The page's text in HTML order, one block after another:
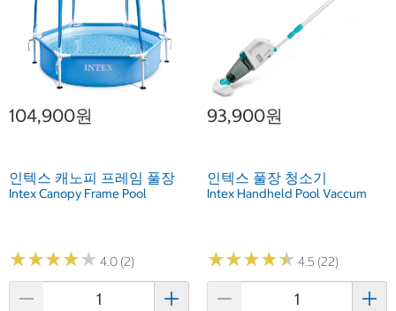
104,900원
인텍스 캐노피 프레임 풀장
Intex Canopy Frame Pool
★★★★★
★★★★★ 4.0 (2)
93,900원
인텍스 풀장 청소기
Intex Handheld Pool Vaccum
★★★★★
★★★★★ 4.5 (22)